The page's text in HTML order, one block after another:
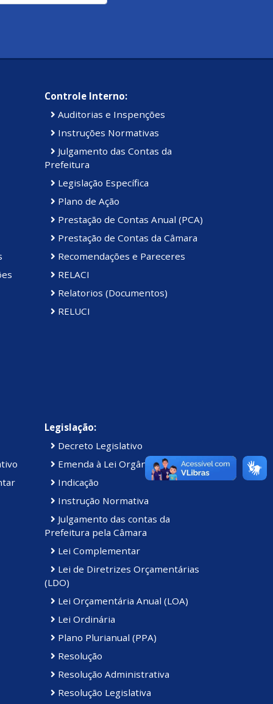
Controle Interno:
Auditorias e Inspenções
Instruções Normativas
Julgamento das Contas da
Prefeitura
Legislação Específica
Plano de Ação
Prestação de Contas Anual (PCA)
Prestação de Contas da Câmara
Recomendações e Pareceres
RELACI
Relatorios (Documentos)
RELUCI
Legislação:
Decreto Legislativo
Emenda à Lei Orgânica
Indicação
Instrução Normativa
Julgamento das contas da
Prefeitura pela Câmara
Lei Complementar
Lei de Diretrizes Orçamentárias
(LDO)
Lei Orçamentária Anual (LOA)
Lei Ordinária
Plano Plurianual (PPA)
Resolução
Resolução Administrativa
Resolução Legislativa